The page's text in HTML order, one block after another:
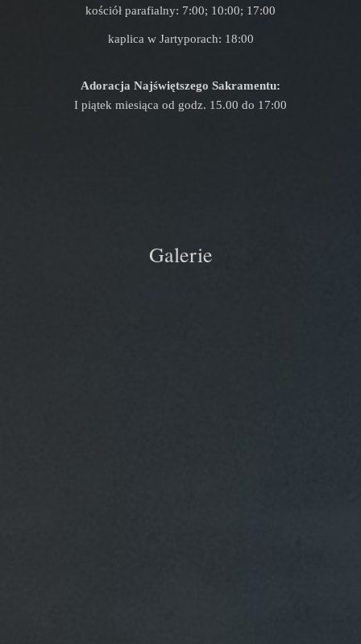
kościół parafialny: 7:00; 10:00; 17:00
kaplica w Jartyporach: 18:00
Adoracja Najświętszego Sakramentu:
I piątek miesiąca od godz. 15.00 do 17:00
Galerie